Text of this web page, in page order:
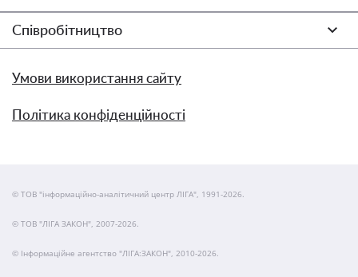
Співробітництво
Умови використання сайту
Політика конфіденційності
© ТОВ "інформаційно-аналітичний центр ЛІГА", 1991-2026.
© ТОВ "ЛІГА ЗАКОН", 2007-2026.
© Інформаційне агентство "ЛІГА:ЗАКОН", 2010-2026.